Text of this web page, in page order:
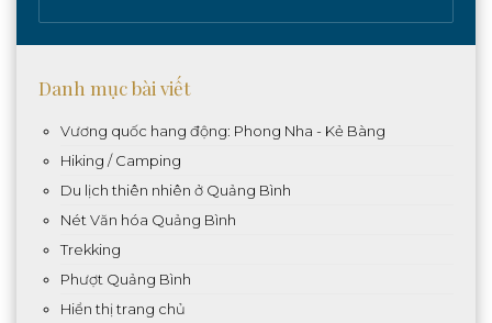
Danh mục bài viết
Vương quốc hang động: Phong Nha - Kẻ Bàng
Hiking / Camping
Du lịch thiên nhiên ở Quảng Bình
Nét Văn hóa Quảng Bình
Trekking
Phượt Quảng Bình
Hiển thị trang chủ